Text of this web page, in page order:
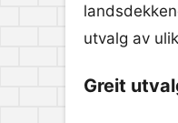
utvalg av
Greit